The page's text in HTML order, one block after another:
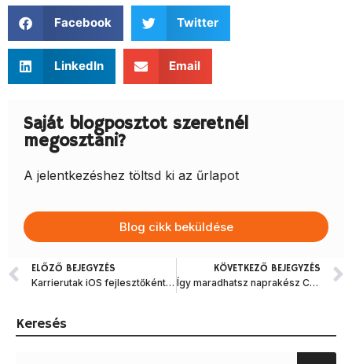
Facebook Twitter
LinkedIn Email
Saját blogposztot szeretnél
megosztani?
A jelentkezéshez töltsd ki az űrlapot
Blog cikk beküldése
ELŐZŐ BEJEGYZÉS
Karrierutak iOS fejlesztőként: Mi olyan vonzó fejlesztői szemmel az iOS-ben?
KÖVETKEZŐ BEJEGYZÉS
Így maradhatsz naprakész C# fejlesztőként!
Keresés